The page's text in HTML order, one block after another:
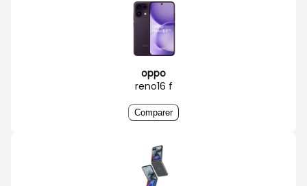
oppo
reno16 f
Comparer